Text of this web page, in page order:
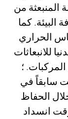
المنبعثة من
البيئة. كما
الحراري
للانبعاثات
؛
سابقاً في
الحفاظ
انسداد